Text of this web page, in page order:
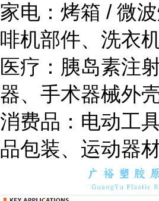
家电 ：烤箱 / 微
啡机部件、洗衣
医疗 ：胰岛素注
器、手术器械外
消费品 ：电动工
品包装、运动器